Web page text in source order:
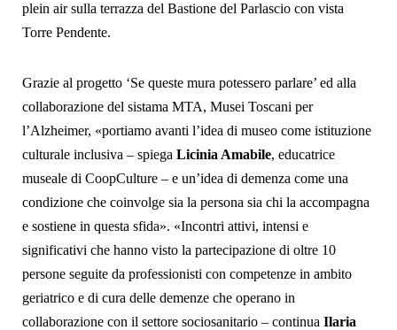
plein air sulla terrazza del Bastione del Parlascio con vista
Torre Pendente.
Grazie al progetto ‘Se queste mura potessero parlare’ ed alla
collaborazione del sistama MTA, Musei Toscani per
l’Alzheimer, «portiamo avanti l’idea di museo come istituzione
culturale inclusiva – spiega Licinia Amabile, educatrice
museale di CoopCulture – e un’idea di demenza come una
condizione che coinvolge sia la persona sia chi la accompagna
e sostiene in questa sfida». «Incontri attivi, intensi e
significativi che hanno visto la partecipazione di oltre 10
persone seguite da professionisti con competenze in ambito
geriatrico e di cura delle demenze che operano in
collaborazione con il settore sociosanitario – continua Ilaria